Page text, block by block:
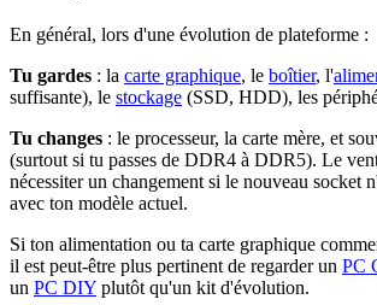
En général, lors d'une évolution de plateforme :
Tu gardes : la carte graphique, le boîtier, l'
suffisante), le stockage (SSD, HDD), les
Tu changes : le processeur, la carte mère, et
(surtout si tu passes de DDR4 à DDR5). Le
nécessiter un changement si le nouveau socket
avec ton modèle actuel.
Si ton alimentation ou ta carte graphique
il est peut-être plus pertinent de regarder un PC
un PC DIY plutôt qu'un kit d'évolution.